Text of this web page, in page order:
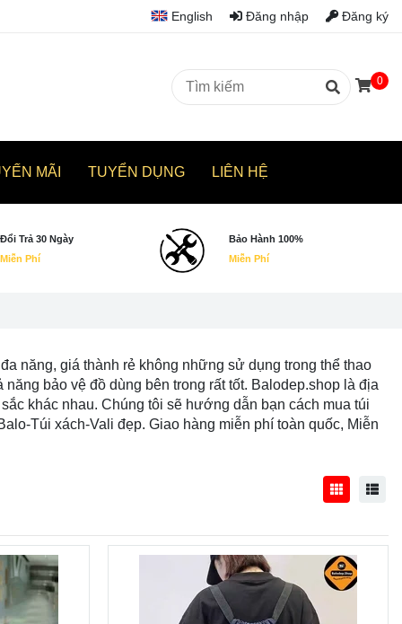
năng, giá thành rẻ không những sử dụng trong thể thao
bảo vệ đồ dùng bên trong rất tốt. Balodep.shop là địa
khác nhau. Chúng tôi sẽ hướng dẫn bạn cách mua túi
Túi xách-Vali đẹp. Giao hàng miễn phí toàn quốc, Miễn
English Đăng nhập Đăng ký
0
MÃI TUYỂN DỤNG LIÊN HỆ
Đổi Trả 30 Ngày
Miễn Phí
Bảo Hành 100%
Miễn Phí